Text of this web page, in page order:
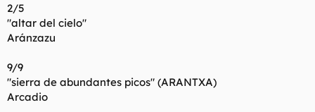
2/5
"altar del cielo"
Aránzazu
9/9
"sierra de abundantes picos" (ARANTXA)
Arcadio